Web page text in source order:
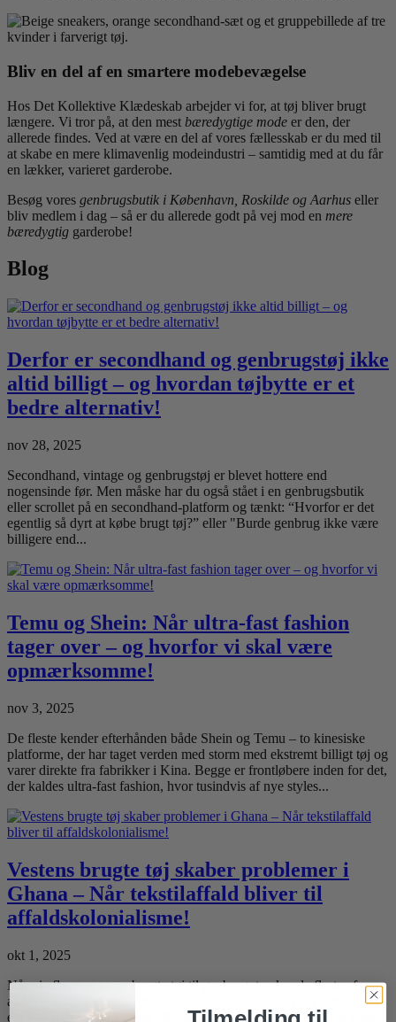
Bliv en del af en smartere modebevægelse
Hos Det Kollektive Klædeskab arbejder vi for, at tøj bliver brugt
længere. Vi tror på, at den mest bæredygtige mode er den, der
allerede findes. Ved at være en del af vores fællesskab er du med til
at skabe en mere klimavenlig modeindustri – samtidig med at du får
en lækker, varieret garderobe.
Besøg vores genbrugsbutik i København, Roskilde og Aarhus eller
bliv medlem i dag – så er du allerede godt på vej mod en mere
bæredygtig garderobe!
Blog
Derfor er secondhand og genbrugstøj ikke
altid billigt – og hvordan tøjbytte er et
bedre alternativ!
nov 28, 2025
Secondhand, vintage og genbrugstøj er blevet hottere end
nogensinde før. Men måske har du også stået i en genbrugsbutik
eller scrollet på en secondhand-platform og tænkt: “Hvorfor er det
egentlig så dyrt at købe brugt tøj?” eller "Burde genbrug ikke være
billigere end...
Temu og Shein: Når ultra-fast fashion
tager over – og hvorfor vi skal være
opmærksomme!
nov 3, 2025
De fleste kender efterhånden både Shein og Temu – to kinesiske
platforme, der har taget verden med storm med ekstremt billigt tøj og
varer direkte fra fabrikker i Kina. Begge er frontløbere inden for det,
der kaldes ultra-fast fashion, hvor tusindvis af nye styles...
Vestens brugte tøj skaber problemer i
Ghana – Når tekstilaffald bliver til
affaldskolonialisme!
okt 1, 2025
Når vi afleverer vores brugte tøj til genbrug, tænker de fleste af os,
at det gør gavn et andet sted. Men virkeligheden er desværre, at
enorme mængder af vores aflagte tøj ender som affald i lande som